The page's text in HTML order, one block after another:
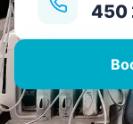
450